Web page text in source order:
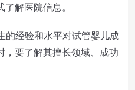
解医院信息。
经验和水平对试管婴儿成
，要了解其擅长领域、成功